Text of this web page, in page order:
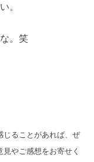
。
。笑
じることがあれば、ぜ
やご感想をお寄せく